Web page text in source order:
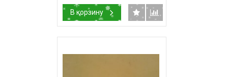
В корзину